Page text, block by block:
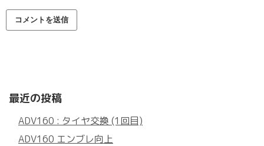
最近の投稿
ADV160 : タイヤ交換 (1回目)
ADV160 エンブレ向上